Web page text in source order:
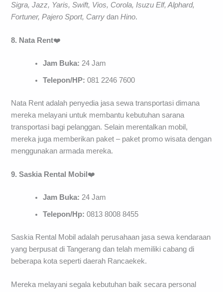
Sigra, Jazz, Yaris, Swift, Vios, Corola, Isuzu Elf, Alphard,
Fortuner, Pajero Sport, Carrydan Hino.
8. Nata Rent❤️
Jam Buka: 24 Jam
Telepon/HP:081 2246 7600
Nata Rent adalah penyedia jasa sewa transportasi dimana
mereka melayani untuk membantu kebutuhan sarana
transportasi bagi pelanggan. Selain merentalkan mobil,
mereka juga memberikan paket – paket promo wisata dengan
menggunakan armada mereka.
9. Saskia Rental Mobil ❤️
Jam Buka: 24 Jam
Telepon/Hp:0813 8008 8455
Saskia Rental Mobil adalah perusahaan jasa sewa kendaraan
yang berpusat di Tangerang dan telah memiliki cabang di
beberapa kota seperti daerah Rancaekek.
Mereka melayani segala kebutuhan baik secara personal